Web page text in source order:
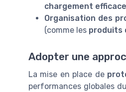
chargement efficace
Organisation des
(comme les produits
Adopter une
La mise en place de
performances globales du